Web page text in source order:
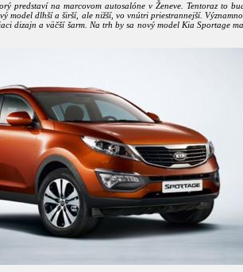
predstaví na marcovom autosalóne v Ženeve. Tentoraz to
model dlhší a širší, ale nižší, vo vnútri priestrannejší.
dizajn a väčší šarm. Na trh by sa nový model Kia Sportage